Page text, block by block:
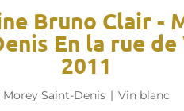
Bruno Clair -
En la rue
2011
Morey Saint-Denis | Vin blanc